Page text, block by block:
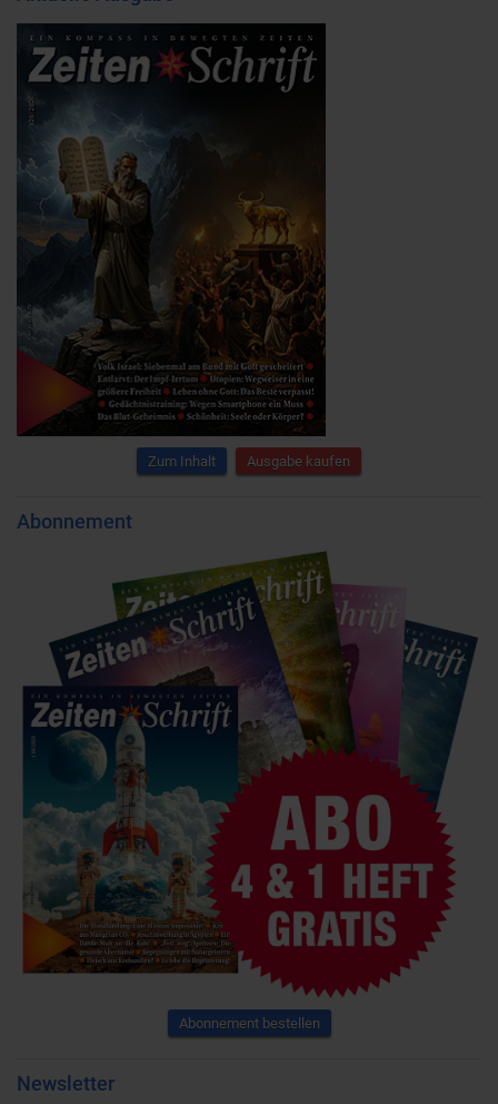
Zum Inhalt Ausgabe kaufen
Abonnement
Abonnement bestellen
Newsletter